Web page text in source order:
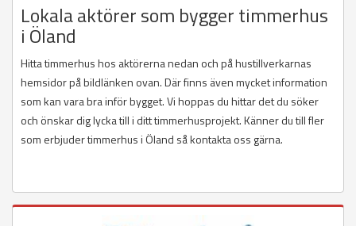
Lokala aktörer som bygger timmerhus
i Öland
Hitta timmerhus hos aktörerna nedan och på hustillverkarnas
hemsidor på bildlänken ovan. Där finns även mycket information
som kan vara bra inför bygget. Vi hoppas du hittar det du söker
och önskar dig lycka till i ditt timmerhusprojekt. Känner du till fler
som erbjuder timmerhus i Öland så kontakta oss gärna.